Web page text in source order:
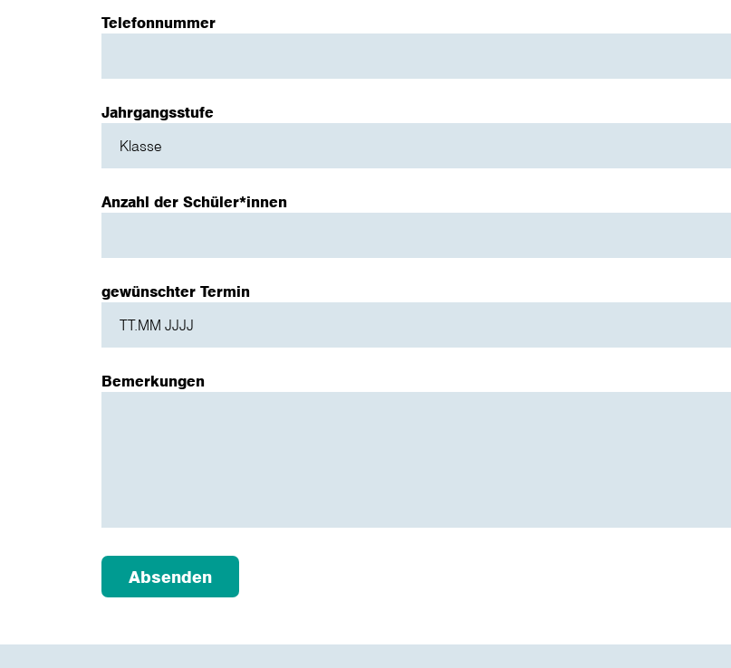
Telefonnummer
Jahrgangsstufe
Anzahl der Schüler*innen
gewünschter Termin
Bemerkungen
Absenden